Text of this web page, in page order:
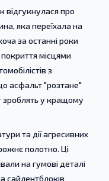
відгукнулася про
яка переїхала на
за останні роки
покриття місцями
з
асфальт "розтане"
зроблять у кращому
та дії агресивних
полотно. Ці
на гумові деталі
сайлентблоків